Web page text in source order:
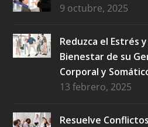
9 octubre, 2025
Reduzca el Estrés
Bienestar de su
Corporal y
13 febrero, 2025
Resuelve